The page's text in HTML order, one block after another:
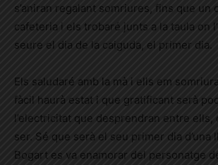
s’aniran regalant somriures, fins que un
cafeteria i els trobaré junts a la taula on
seure el dia de la caiguda, el primer dia.
Els saludaré amb la mà i ells em
fàcil haurà estat i que gratificant serà
l’electricitat que desprendran entre ells,
ser. Sé que serà el seu primer dia d’una
Bogart es va enamorar del personatge